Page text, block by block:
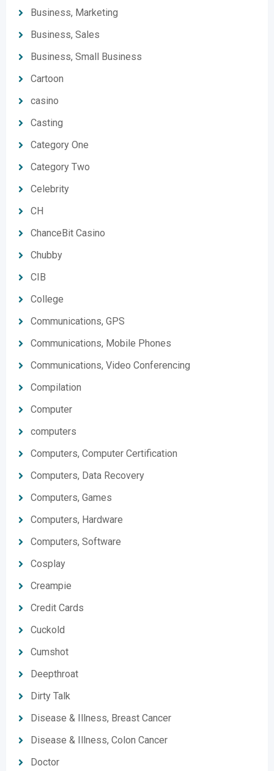
Business, Marketing
Business, Sales
Business, Small Business
Cartoon
casino
Casting
Category One
Category Two
Celebrity
CH
ChanceBit Casino
Chubby
CIB
College
Communications, GPS
Communications, Mobile Phones
Communications, Video Conferencing
Compilation
Computer
computers
Computers, Computer Certification
Computers, Data Recovery
Computers, Games
Computers, Hardware
Computers, Software
Cosplay
Creampie
Credit Cards
Cuckold
Cumshot
Deepthroat
Dirty Talk
Disease & Illness, Breast Cancer
Disease & Illness, Colon Cancer
Doctor